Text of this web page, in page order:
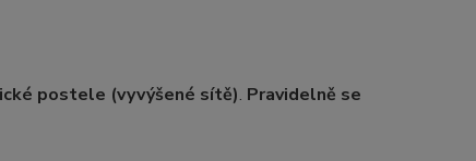
postele (vyvýšené sítě). Pravidelně se